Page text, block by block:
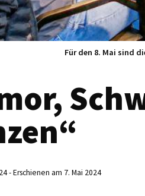
Für den 8. Mai sind
- Erschienen am 7. Mai 2024